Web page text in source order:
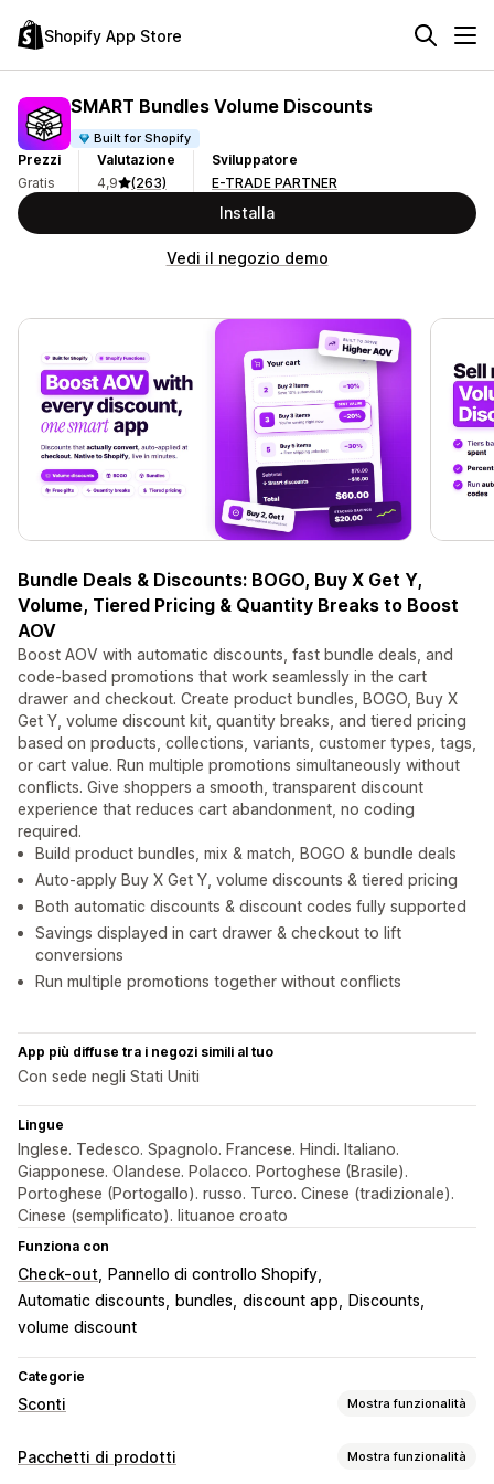
Shopify App Store
SMART Bundles Volume Discounts
Built for Shopify
Prezzi
Gratis
Valutazione
4,9
(263)
Sviluppatore
E-TRADE PARTNER
Installa
Vedi il negozio demo
Bundle Deals & Discounts: BOGO, Buy X Get Y,
Volume, Tiered Pricing & Quantity Breaks to Boost
AOV
Boost AOV with automatic discounts, fast bundle deals, and
code-based promotions that work seamlessly in the cart
drawer and checkout. Create product bundles, BOGO, Buy X
Get Y, volume discount kit, quantity breaks, and tiered pricing
based on products, collections, variants, customer types, tags,
or cart value. Run multiple promotions simultaneously without
conflicts. Give shoppers a smooth, transparent discount
experience that reduces cart abandonment, no coding
required.
Build product bundles, mix & match, BOGO & bundle deals
Auto-apply Buy X Get Y, volume discounts & tiered pricing
Both automatic discounts & discount codes fully supported
Savings displayed in cart drawer & checkout to lift
conversions
Run multiple promotions together without conflicts
App più diffuse tra i negozi simili al tuo
Con sede negli Stati Uniti
Lingue
Inglese. Tedesco. Spagnolo. Francese. Hindi. Italiano.
Giapponese. Olandese. Polacco. Portoghese (Brasile).
Portoghese (Portogallo). russo. Turco. Cinese (tradizionale).
Cinese (semplificato). lituanoe croato
Funziona con
Check-out
Pannello di controllo Shopify
Automatic discounts
bundles discount app
Discounts
volume discount
Categorie
Sconti Mostra funzionalità
Tipo di sconto
Pacchetti di prodotti Mostra funzionalità